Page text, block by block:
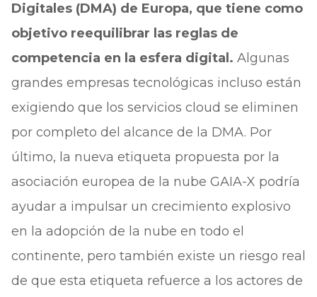
Digitales (DMA) de Europa, que tiene como
objetivo reequilibrar las reglas de
competencia en la esfera digital. Algunas
grandes empresas tecnológicas incluso están
exigiendo que los servicios cloud se eliminen
por completo del alcance de la DMA. Por
último, la nueva etiqueta propuesta por la
asociación europea de la nube GAIA-X podría
ayudar a impulsar un crecimiento explosivo
en la adopción de la nube en todo el
continente, pero también existe un riesgo real
de que esta etiqueta refuerce a los actores de